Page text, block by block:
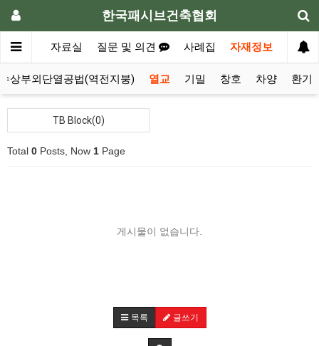
한국패시브건축협회
택 자료실 질문 및 의견 사례집 자재정보
상부외단열공법(역전지붕) 열교 기밀 창호 차양 환기
TB Block(0)
Total 0 Posts, Now 1 Page
게시물이 없습니다.
목록 글쓰기